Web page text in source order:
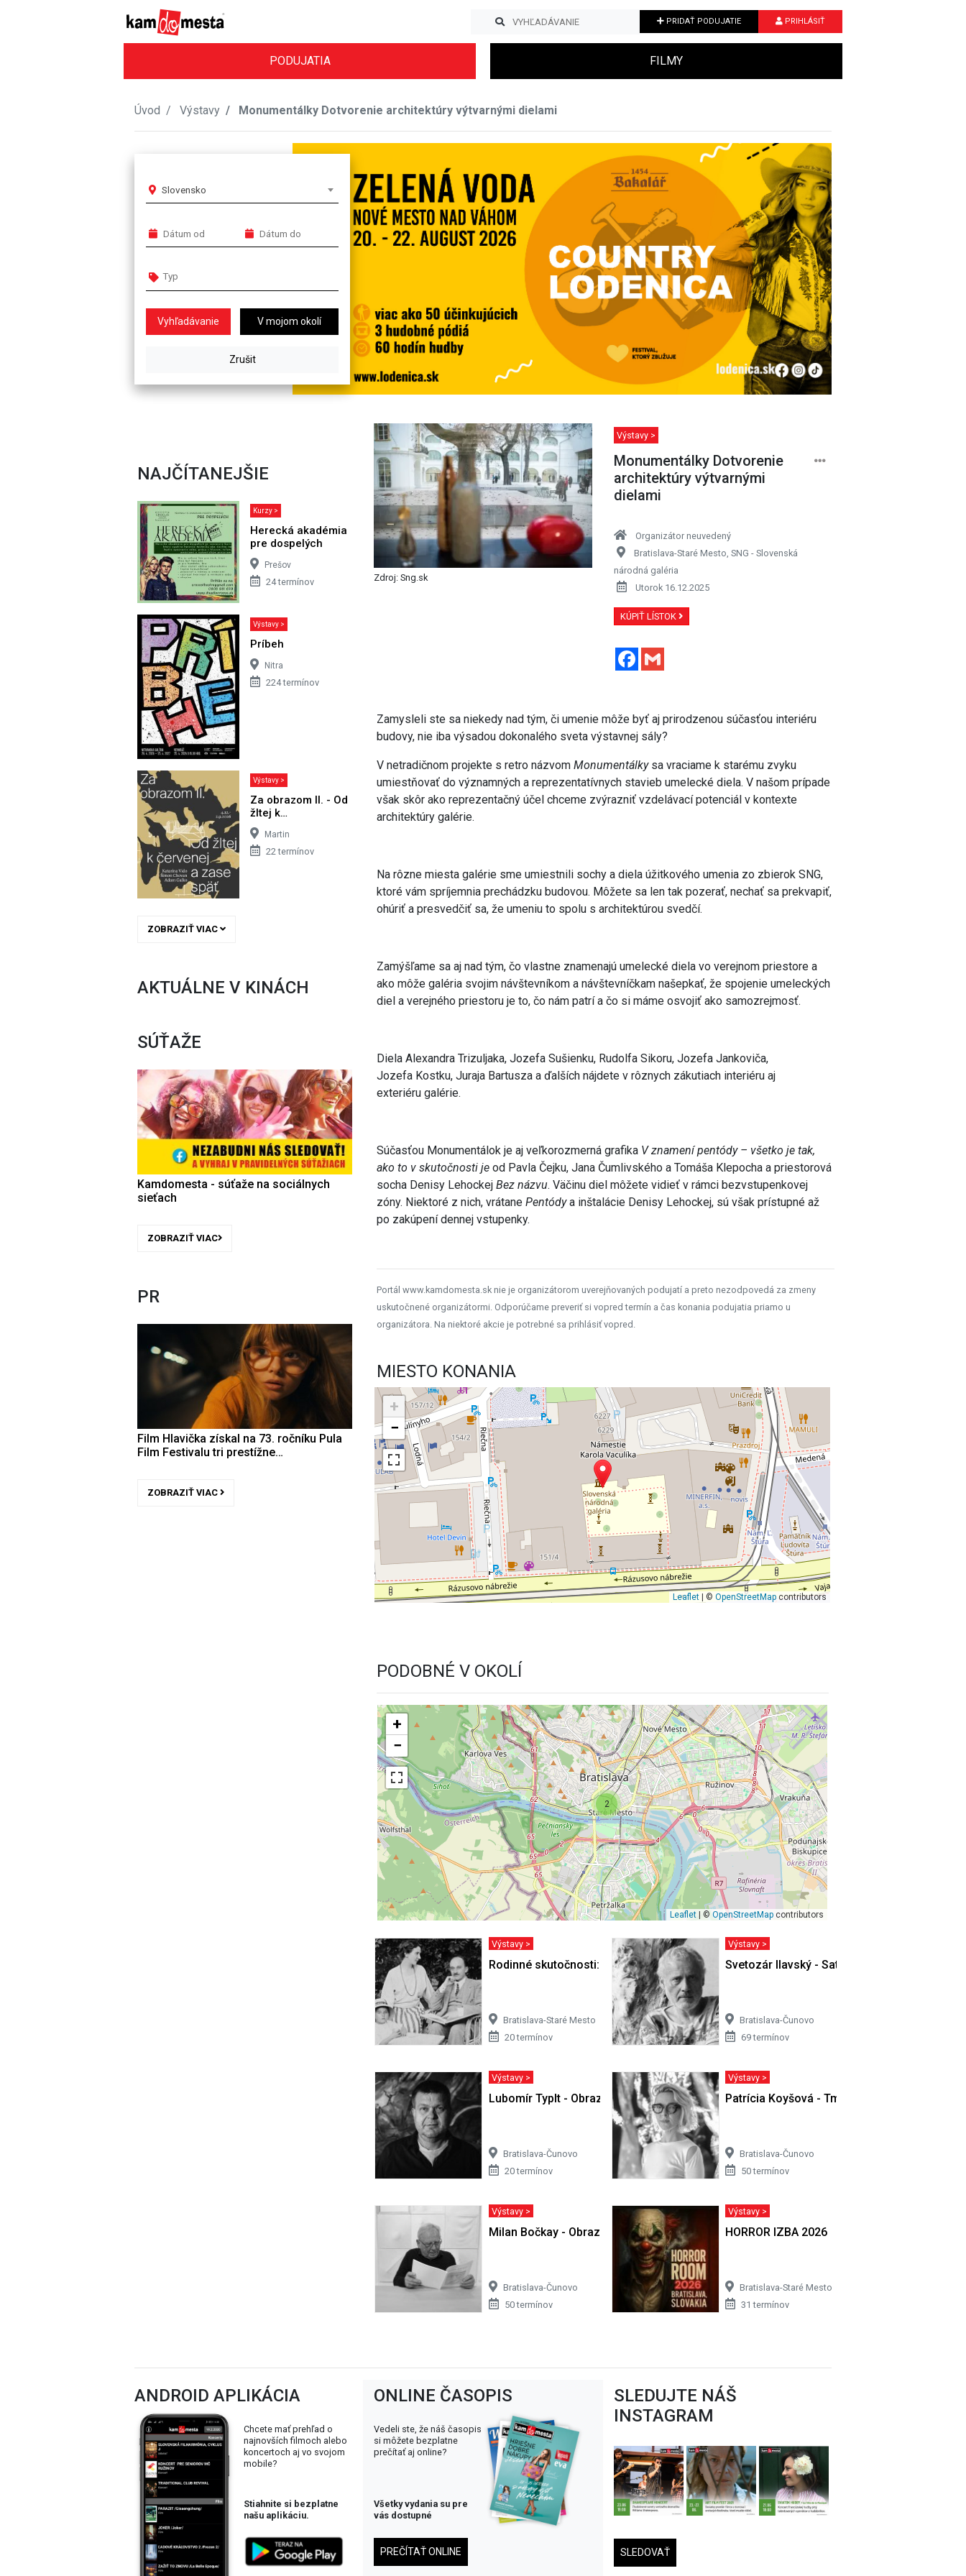
PRIDAŤ PODUJATIE PRIHLÁSIŤ
PODUJATIA FILMY
Úvod Výstavy Monumentálky Dotvorenie architektúry výtvarnými dielami
Slovensko
V mojom okolí
Next
NAJČÍTANEJŠIE
Kurzy >
Herecká akadémia
pre dospelých
Prešov
24 termínov
Výstavy >
Príbeh
Nitra
224 termínov
Výstavy >
Za obrazom II. - Od
žltej k…
Martin
22 termínov
ZOBRAZIŤ VIAC
AKTUÁLNE V KINÁCH
SÚŤAŽE
Kamdomesta - súťaže na sociálnych
sieťach
ZOBRAZIŤ VIAC
PR
Film Hlavička získal na 73. ročníku Pula
Film Festivalu tri prestížne…
ZOBRAZIŤ VIAC
Zdroj: Sng.sk
Výstavy >
Monumentálky Dotvorenie
architektúry výtvarnými
dielami
Organizátor neuvedený
Bratislava-Staré Mesto, SNG - Slovenská
národná galéria
Utorok 16.12.2025
KÚPIŤ LÍSTOK
Facebook
Zamysleli ste sa niekedy nad tým, či umenie môže byť aj prirodzenou súčasťou interiéru
budovy, nie iba výsadou dokonalého sveta výstavnej sály?
V netradičnom projekte s retro názvomMonumentálkysa vraciame k starému zvyku
umiestňovať do významných a reprezentatívnych stavieb umelecké diela. V našom prípade
však skôr ako reprezentačný účel chceme zvýrazniť vzdelávací potenciál v kontexte
architektúry galérie.
Na rôzne miesta galérie sme umiestnili sochy a diela úžitkového umenia zo zbierok SNG,
ktoré vám spríjemnia prechádzku budovou. Môžete sa len tak pozerať, nechať sa prekvapiť,
ohúriť a presvedčiť sa, že umeniu to spolu s architektúrou svedčí.
Zamýšľame sa aj nad tým, čo vlastne znamenajú umelecké diela vo verejnom priestore a
ako môže galéria svojim návštevníkom a návštevníčkam našepkať, že spojenie umeleckých
diel a verejného priestoru je to, čo nám patrí a čo si máme osvojiť ako samozrejmosť.
Diela Alexandra Trizuljaka, Jozefa Sušienku, Rudolfa Sikoru, Jozefa Jankoviča,
Jozefa Kostku, Juraja Bartusza a ďalších nájdete v rôznych zákutiach interiéru aj
exteriéru galérie.
Súčasťou Monumentálok je aj veľkorozmerná grafika V znamení pentódy – všetko je tak,
ako to v skutočnosti je od Pavla Čejku, Jana Čumlivského a Tomáša Klepocha a priestorová
socha Denisy LehockejBez názvu. Väčinu diel môžete vidieť v rámci bezvstupenkovej
zóny. Niektoré z nich, vrátanePentódya inštalácie Denisy Lehockej, sú však prístupné až
po zakúpení dennej vstupenky.
Portál www.kamdomesta.sk nie je organizátorom uverejňovaných podujatí a preto nezodpovedá za zmeny
uskutočnené organizátormi. Odporúčame preveriť si vopred termín a čas konania podujatia priamo u
organizátora. Na niektoré akcie je potrebné sa prihlásiť vopred.
MIESTO KONANIA
+
−
Leaflet| © OpenStreetMapcontributors
PODOBNÉ V OKOLÍ
2
+
−
Leaflet | ©OpenStreetMap contributors
Výstavy >
Rodinné skutočnosti: Obraz života…
Bratislava-Staré Mesto
20 termínov
Výstavy >
Svetozár Ilavský - Satori v Cíferi II
Bratislava-Čunovo
69 termínov
Výstavy >
Lubomír Typlt - Obrazy
Bratislava-Čunovo
20 termínov
Výstavy >
Patrícia Koyšová - Tmy sa nemusíš báť
Bratislava-Čunovo
50 termínov
Výstavy >
Milan Bočkay - Obrazy
Bratislava-Čunovo
50 termínov
Výstavy >
HORROR IZBA 2026
Bratislava-Staré Mesto
31 termínov
ANDROID APLIKÁCIA
Chcete mať prehľad o
najnovších filmoch alebo
koncertoch aj vo svojom
mobile?
Stiahnite si bezplatne
našu aplikáciu.
ONLINE ČASOPIS
Vedeli ste, že náš časopis
si môžete bezplatne
prečítať aj online?
Všetky vydania su pre
vás dostupné
PREČÍTAŤ ONLINE
SLEDUJTE NÁŠ
INSTAGRAM
SLEDOVAŤ